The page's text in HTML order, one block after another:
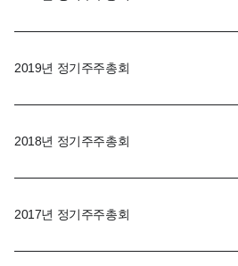
2019년 정기주주총회
2018년 정기주주총회
2017년 정기주주총회